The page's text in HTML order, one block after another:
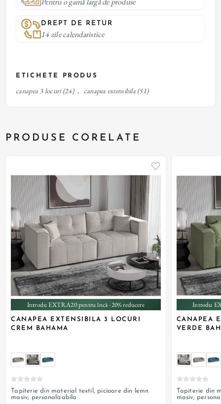
DREPT DE RETUR
14 zile calendaristice
ETICHETE PRODUS
canapea 3 locuri (24) , canapea extensibila (51)
PRODUSE CORELATE
Introdu EXTRA20 pentru încă -20% reducere
CANAPEA EXTENSIBILA 3 LOCURI
CREM BAHAMA
+ 3
Tapiterie din material textil, picioare din lemn
masiv; personalizabila
Introdu
CANAPEA
VERDE
Tapiterie din
masiv;